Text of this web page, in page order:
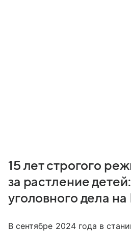
15 лет строгого
за растление
уголовного дела
В сентябре 2024 года в